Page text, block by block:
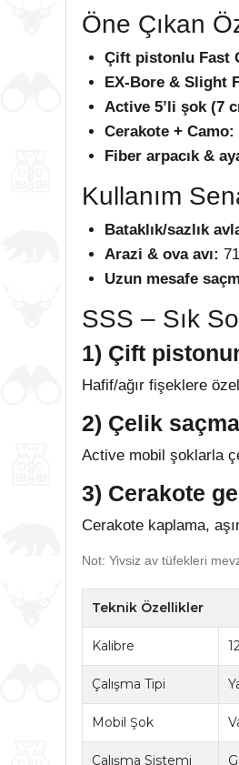
Öne Çıkan
Çift pistonlu Fast
EX-Bore & Slight
Active 5’li şok (7
Cerakote + Camo:
Fiber arpacık &
Kullanım
Bataklık/sazlık
Arazi & ova avı:
Uzun mesafe
SSS – Sık
1) Çift
Hafif/ağır fişeklere
2) Çelik
Active mobil şoklarla
3) Cerakote
Cerakote kaplama,
Not: Yivsiz av tüfekleri
Teknik Özellikler
Kalibre
Çalışma Tipi
Mobil Şok
Çalışma Sistemi